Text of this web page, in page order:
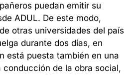
puedan emitir su
ADUL. De este modo,
otras universidades del país
durante dos días, en
está puesta también en una
de la obra social,